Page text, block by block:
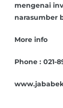
mengenai
narasumber
More info
Phone : 021-